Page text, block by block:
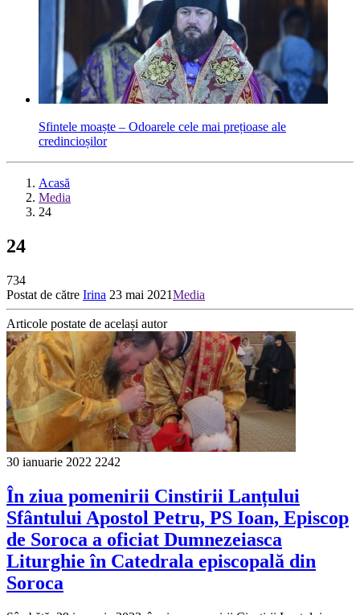
Sfintele moaște – Odoarele cele mai prețioase ale
credincioșilor
Acasă
Media
24
24
734
Postat de către Irina 23 mai 2021Media
Articole postate de același autor
30 ianuarie 2022 2242
În ziua pomenirii Cinstirii Lanțului
Sfântului Apostol Petru, PS Ioan, Episcop
de Soroca a oficiat Dumnezeiasca
Liturghie în Catedrala episcopală din
Soroca